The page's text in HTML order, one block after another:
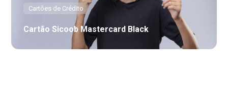
Cartões de Crédito
Cartão Sicoob Mastercard Black